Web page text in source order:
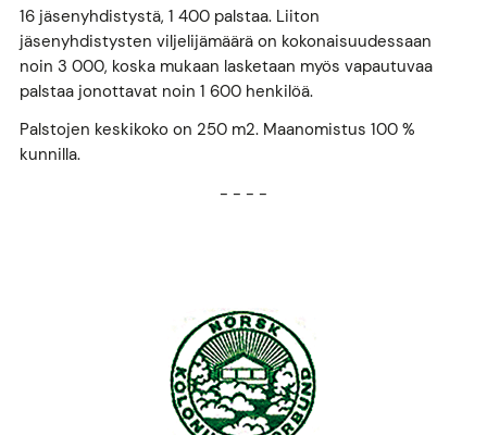
16 jäsenyhdistystä, 1 400 palstaa. Liiton
jäsenyhdistysten viljelijämäärä on kokonaisuudessaan
noin 3 000, koska mukaan lasketaan myös vapautuvaa
palstaa jonottavat noin 1 600 henkilöä.
Palstojen keskikoko on 250 m2. Maanomistus 100 %
kunnilla.
- - - -